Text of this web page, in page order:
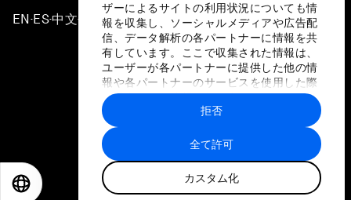
ザーによるサイトの利用状況についても情
報を収集し、ソーシャルメディアや広告配
信、データ解析の各パートナーに情報を共
有しています。ここで収集された情報は、
ユーザーが各パートナーに提供した他の情
報や各パートナーのサービスを使用した際
に収集された情報と組み合わされ、各パー
トナーによって使用されることがありま
す。
全て許可
カスタム化
拒否
EN ▪ES▪中文▪ 日本語
プライバシーポリシーと利用規約
サイトマップ
©
世界経済フォーラム